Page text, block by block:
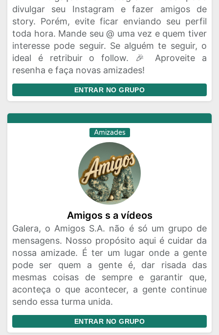
divulgar seu Instagram e fazer amigos de
story. Porém, evite ficar enviando seu perfil
toda hora. Mande seu @ uma vez e quem tiver
interesse pode seguir. Se alguém te seguir, o
ideal é retribuir o follow. 🎉 Aproveite a
resenha e faça novas amizades!
ENTRAR NO GRUPO
Amizades
Amigos s a vídeos
Galera, o Amigos S.A. não é só um grupo de
mensagens. Nosso propósito aqui é cuidar da
nossa amizade. É ter um lugar onde a gente
pode ser quem a gente é, dar risada das
mesmas coisas de sempre e garantir que,
aconteça o que acontecer, a gente continue
sendo essa turma unida.
ENTRAR NO GRUPO